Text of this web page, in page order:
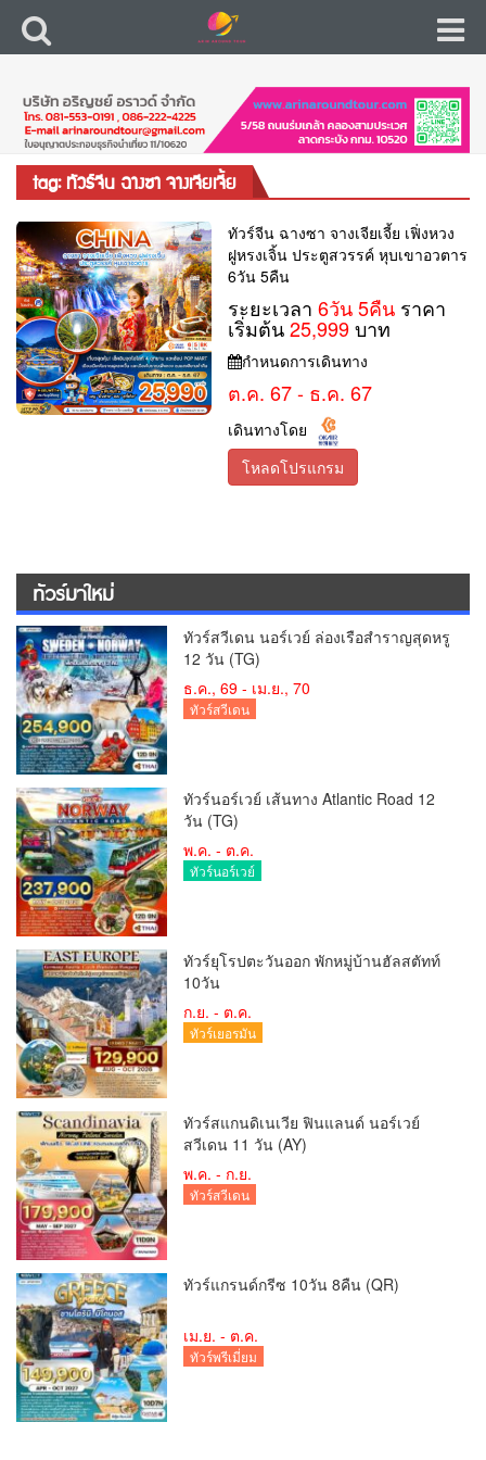
tag: ทัวร์จีน ฉางซา จางเจียเจี้ย
ทัวร์จีน ฉางซา จางเจียเจี้ย เฟิ่งหวง
ฝูหรงเจิ้น ประตูสวรรค์ หุบเขาอวตาร
6วัน 5คืน
ระยะเวลา6วัน 5คืน ราคา
เริ่มต้น25,999บาท
กำหนดการเดินทาง
ต.ค. 67 - ธ.ค. 67
เดินทางโดย
โหลดโปรแกรม
ทัวร์มาใหม่
ทัวร์สวีเดน นอร์เวย์ ล่องเรือสำราญสุดหรู
12 วัน (TG)
ธ.ค., 69 - เม.ย., 70
ทัวร์สวีเดน
ทัวร์นอร์เวย์ เส้นทาง Atlantic Road 12
วัน (TG)
พ.ค. - ต.ค.
ทัวร์นอร์เวย์
ทัวร์ยุโรปตะวันออก พักหมู่บ้านฮัลสตัทท์
10วัน
ก.ย. - ต.ค.
ทัวร์เยอรมัน
ทัวร์สแกนดิเนเวีย ฟินแลนด์ นอร์เวย์
สวีเดน 11 วัน (AY)
พ.ค. - ก.ย.
ทัวร์สวีเดน
ทัวร์แกรนด์กรีซ 10วัน 8คืน (QR)
เม.ย. - ต.ค.
ทัวร์พรีเมี่ยม